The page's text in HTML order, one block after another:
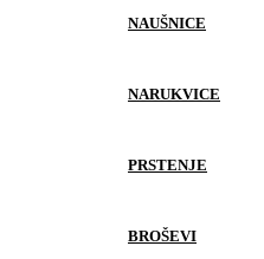
NAUŠNICE
NARUKVICE
PRSTENJE
BROŠEVI